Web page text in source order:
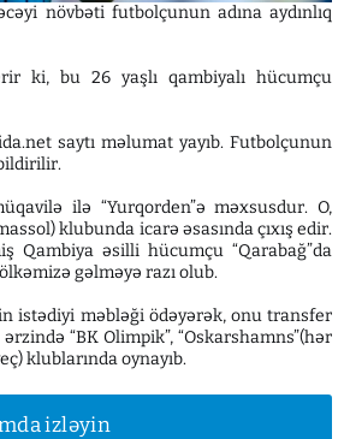
növbəti futbolçunun adına aydınlıq
ki, bu 26 yaşlı qambiyalı hücumçu
saytı məlumat yayıb. Futbolçunun
bildirilir.
ilə “Yurqorden”ə məxsusdur. O,
klubunda icarə əsasında çıxış edir.
Qambiya əsilli hücumçu “Qarabağ”da
gəlməyə razı olub.
istədiyi məbləği ödəyərək, onu transfer
“BK Olimpik”, “Oskarshamns”(hər
klublarında oynayıb.
izləyin